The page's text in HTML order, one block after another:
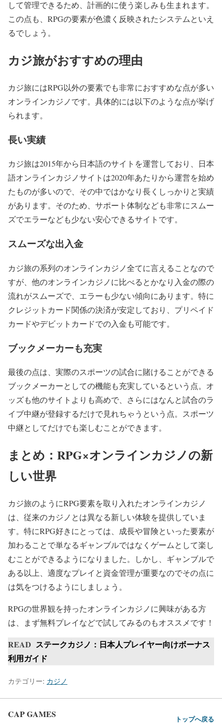
して管理できるため、計画的に使う楽しみも生まれます。
この点も、RPGの要素が色濃く反映されたシステムといえ
るでしょう。
カジ旅がおすすめの理由
カジ旅にはRPG以外の要素でも非常におすすめな点が多い
オンラインカジノです。具体的には以下のような点が挙げ
られます。
長い実績
カジ旅は2015年から日本語のサイトを運営しており、日本
語オンラインカジノサイトは2020年あたりから運営を始め
たものが多いので、その中ではかなり長くしっかりと実績
があります。そのため、サポート体制なども非常にスムー
ズでエラーなども少ない安心できるサイトです。
スムーズな出入金
カジ旅の系列のオンラインカジノ全てに言えることなので
すが、他のオンラインカジノに比べるとかなり入金の際の
流れがスムーズで、エラーも少ない傾向にあります。特に
クレジットカード関係の決済が安定しており、プリペイド
カードやデビットカードでの入金も可能です。
ブックメーカーも充実
最後の点は、実際のスポーツの試合に賭けることができる
ブックメーカーとしての機能も充実しているという点。オ
ッズも他のサイトよりも高めで、さらにはなんと試合のラ
イブ中継が登録するだけで見れちゃうという点。スポーツ
中継としてだけでも楽しむことができます。
まとめ：RPG×オンラインカジノの新
しい世界
カジ旅のようにRPG要素を取り入れたオンラインカジノ
は、従来のカジノとは異なる新しい体験を提供していま
す。特にRPG好きにとっては、成長や冒険といった要素が
加わることで単なるギャンブルではなくゲームとして楽し
むことができるようになりました。しかし、ギャンブルで
ある以上、適度なプレイと資金管理が重要なのでその点に
は気をつけるようにしましょう。
RPGの世界観を持ったオンラインカジノに興味がある方
は、まず無料プレイなどで試してみるのもオススメです！
READ ステークカジノ：日本人プレイヤー向けボーナス
利用ガイド
カテゴリー: カジノ
CAP GAMES トップへ戻る